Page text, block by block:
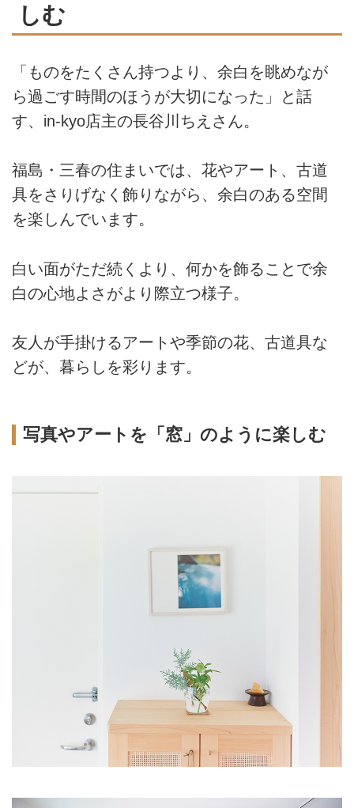
しむ
「ものをたくさん持つより、余白を眺めなが
ら過ごす時間のほうが大切になった」と話
す、in-kyo店主の長谷川ちえさん。
福島・三春の住まいでは、花やアート、古道
具をさりげなく飾りながら、余白のある空間
を楽しんでいます。
白い面がただ続くより、何かを飾ることで余
白の心地よさがより際立つ様子。
友人が手掛けるアートや季節の花、古道具な
どが、暮らしを彩ります。
写真やアートを「窓」のように楽しむ